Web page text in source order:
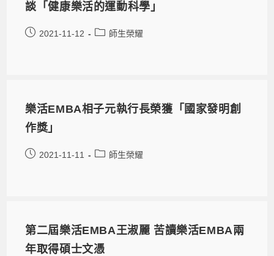
談「健康樂活的運動科學」
2021-11-12 師生榮耀
樂活EMBA相子元執行長榮獲「國家發明創
作獎」
2021-11-11 師生榮耀
第二屆樂活EMBA王淑麗 苦讀樂活EMBA兩
年取得碩士文憑